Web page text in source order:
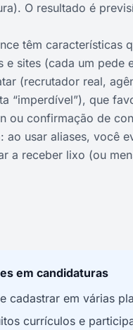
O resultado é
têm características
e sites (cada um pede
(recrutador real,
“imperdível”), que
ou confirmação de
usar aliases, você
a receber lixo (ou
em candidaturas
cadastrar em várias
currículos e